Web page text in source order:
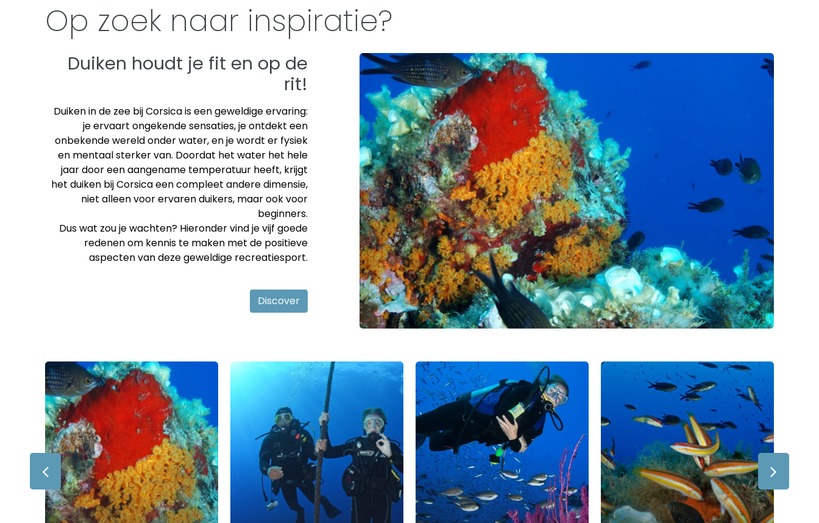
Op zoek naar inspiratie?
Duiken houdt je fit en op de
rit!
Duiken in de zee bij Corsica is een geweldige ervaring:
je ervaart ongekende sensaties, je ontdekt een
onbekende wereld onder water, en je wordt er fysiek
en mentaal sterker van. Doordat het water het hele
jaar door een aangename temperatuur heeft, krijgt
het duiken bij Corsica een compleet andere dimensie,
niet alleen voor ervaren duikers, maar ook voor
beginners.
Dus wat zou je wachten? Hieronder vind je vijf goede
redenen om kennis te maken met de positieve
aspecten van deze geweldige recreatiesport.
Discover